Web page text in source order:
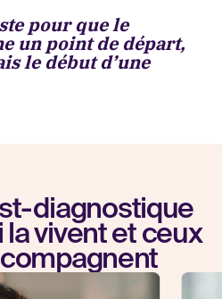
pour que le
un point de départ,
le début d’une
diagnostique
la vivent et ceux